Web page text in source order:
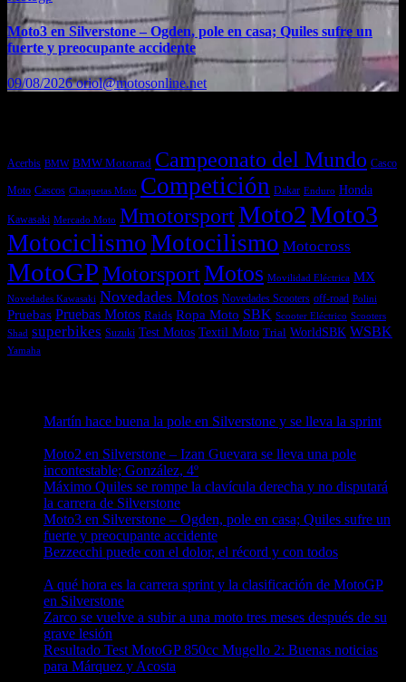
Moto3 en Silverstone – Ogden, pole en casa; Quiles sufre un
fuerte y preocupante accidente
09/08/2026oriol@motosonline.net
Acerbis BMW BMW Motorrad Campeonato del Mundo Casco
Moto Cascos Chaquetas Moto Competición Dakar Enduro Honda
Kawasaki Mercado Moto MmotorsportMoto2Moto3
MotociclismoMotocilismo Motocross
MotoGPMotorsportMotos Movilidad Eléctrica MX
Novedades Kawasaki Novedades Motos Novedades Scooters off-road Polini
Pruebas Pruebas Motos Raids Ropa Moto SBK Scooter Eléctrico Scooters
Shad superbikes Suzuki Test Motos Textil Moto Trial WorldSBK WSBK
Yamaha
Martín hace buena la pole en Silverstone y se lleva la sprint
Moto2 en Silverstone – Izan Guevara se lleva una pole
incontestable; González, 4º
Máximo Quiles se rompe la clavícula derecha y no disputará
la carrera de Silverstone
Moto3 en Silverstone – Ogden, pole en casa; Quiles sufre un
fuerte y preocupante accidente
Bezzecchi puede con el dolor, el récord y con todos
A qué hora es la carrera sprint y la clasificación de MotoGP
en Silverstone
Zarco se vuelve a subir a una moto tres meses después de su
grave lesión
Resultado Test MotoGP 850cc Mugello 2: Buenas noticias
para Márquez y Acosta